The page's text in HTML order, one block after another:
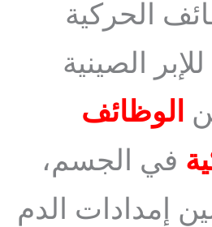
الحركية
الصينية
الوظائف
في الجسم،
إمدادات الدم